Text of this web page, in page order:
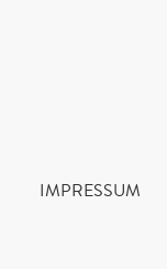
IMPRESSUM